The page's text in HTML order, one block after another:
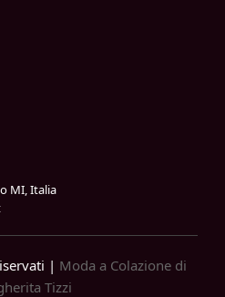
MI, Italia
| Moda a Colazione di
Tizzi